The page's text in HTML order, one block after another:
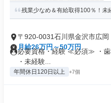
残業少なめ＆有給取得100％！未
〒920-0031石川県金沢市広岡
月給26万円～50万円
必要資格・経験 ≪必須≫ ・歯
・未経験...
年間休日120日以上 +7個